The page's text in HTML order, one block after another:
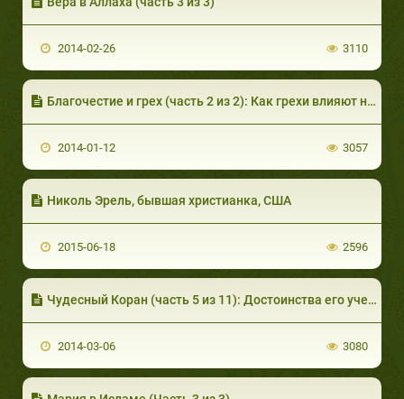
2014-02-26 3110
Благочестие и грех (часть 2 из 2): Как грехи влияют на совесть человека
2014-01-12 3057
Николь Эрель, бывшая христианка, США
2015-06-18 2596
Чудесный Коран (часть 5 из 11): Достоинства его учения I
2014-03-06 3080